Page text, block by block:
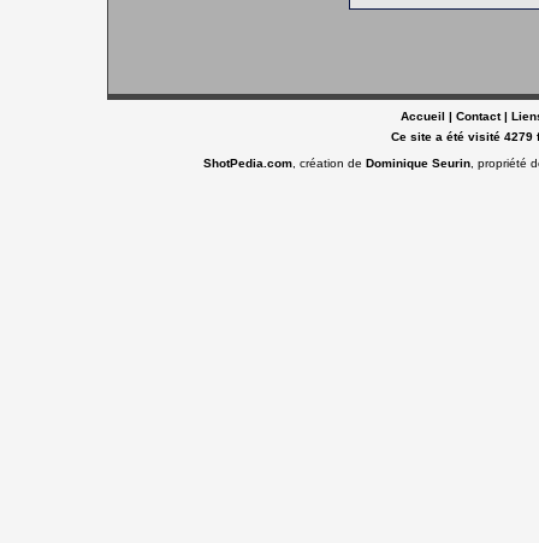
Accueil | Contact|
Ce site a été visité 4279
ShotPedia.com , création deDominique Seurin , propriété